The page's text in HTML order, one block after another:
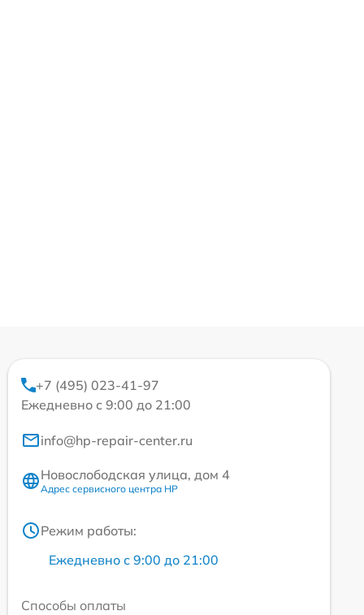
+7 (495) 023-41-97
Ежедневно с 9:00 до 21:00
info@hp-repair-center.ru
Новослободская улица, дом 4
Адрес сервисного центра HP
Режим работы:
Ежедневно с 9:00 до 21:00
Способы оплаты